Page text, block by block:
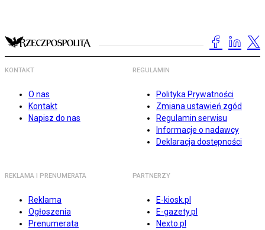
KONTAKT
O nas
Kontakt
Napisz do nas
REGULAMIN
Polityka Prywatności
Zmiana ustawień zgód
Regulamin serwisu
Informacje o nadawcy
Deklaracja dostępności
REKLAMA I PRENUMERATA
Reklama
Ogłoszenia
Prenumerata
PARTNERZY
E-kiosk.pl
E-gazety.pl
Nexto.pl